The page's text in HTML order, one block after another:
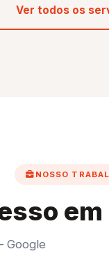
Ver todos os
NOSSO
Google